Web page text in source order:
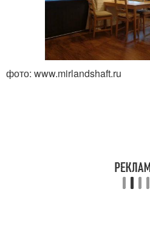
фото: www.mirlandshaft.ru